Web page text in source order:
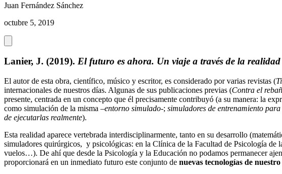
Juan Fernández Sánchez
octubre 5, 2019
Lanier, J. (2019). El futuro es ahora. Un viaje a través de la
El autor de esta obra, científico, músico y escritor, es considerado por varias revistas (
internacionales de nuestros días. Algunas de sus publicaciones previas (Contra el
presente, centrada en un concepto que él precisamente contribuyó (a su manera: la
como simulación de la misma –entorno simulado-; simuladores de entrenamiento
de ejecutarlas realmente).
Esta realidad aparece vertebrada interdisciplinarmente, tanto en su desarrollo
simuladores quirúrgicos, y psicológicas: en la Clínica de la Facultad de Psicología
vuelos…). De ahí que desde la Psicología y la Educación no podamos permanecer
proporcionará en un inmediato futuro este conjunto de nuevas tecnologías de